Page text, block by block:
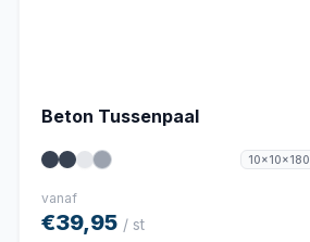
Beton Tussenpaal
10x10x180
vanaf
€39,95 / st